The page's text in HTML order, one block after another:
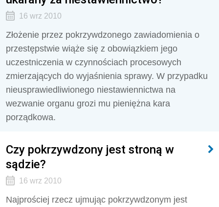
16 wrz 2010
Złożenie przez pokrzywdzonego zawiadomienia o
przestępstwie wiąże się z obowiązkiem jego
uczestniczenia w czynnościach procesowych
zmierzających do wyjaśnienia sprawy. W przypadku
nieusprawiedliwionego niestawiennictwa na
wezwanie organu grozi mu pieniężna kara
porządkowa.
Czy pokrzywdzony jest stroną w
sądzie?
16 wrz 2010
Najprościej rzecz ujmując pokrzywdzonym jest